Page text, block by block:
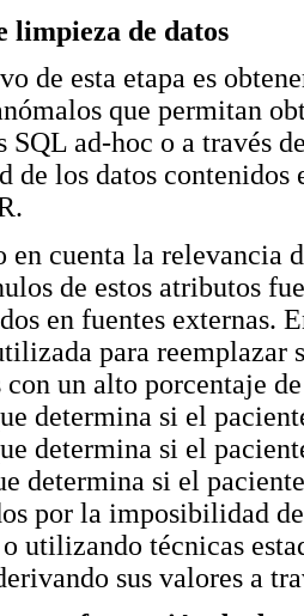
limpieza de datos
de esta etapa es
que permitan
SQL ad-hoc o a través
de los datos contenidos
en cuenta la relevancia
de estos atributos
en fuentes externas.
para reemplazar
un alto porcentaje
determina si el
determina si el
determina si el
por la imposibilidad
o utilizando técnicas
sus valores a